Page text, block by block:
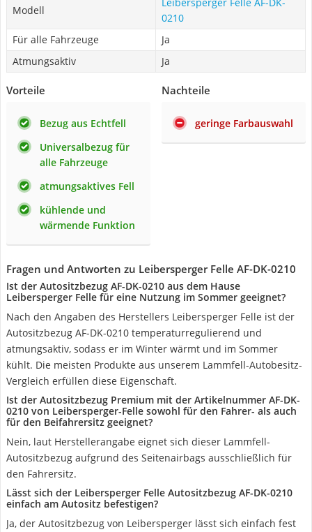
Modell
0210
Für alle Fahrzeuge
Ja
Atmungsaktiv
Ja
Vorteile
Bezug aus Echtfell
Universalbezug für
alle Fahrzeuge
atmungsaktives Fell
kühlende und
wärmende Funktion
Nachteile
geringe Farbauswahl
Fragen und Antworten zu Leibersperger Felle AF-DK-0210
Ist der Autositzbezug AF-DK-0210 aus dem Hause
Leibersperger Felle für eine Nutzung im Sommer geeignet?
Nach den Angaben des Herstellers Leibersperger Felle ist der
Autositzbezug AF-DK-0210 temperaturregulierend und
atmungsaktiv, sodass er im Winter wärmt und im Sommer
kühlt. Die meisten Produkte aus unserem Lammfell-Autobesitz-
Vergleich erfüllen diese Eigenschaft.
Ist der Autositzbezug Premium mit der Artikelnummer AF-DK-
0210 von Leibersperger-Felle sowohl für den Fahrer- als auch
für den Beifahrersitz geeignet?
Nein, laut Herstellerangabe eignet sich dieser Lammfell-
Autositzbezug aufgrund des Seitenairbags ausschließlich für
den Fahrersitz.
Lässt sich der Leibersperger Felle Autositzbezug ‎AF-DK-0210
einfach am Autositz befestigen?
Ja, der Autositzbezug von Leibersperger lässt sich einfach fest